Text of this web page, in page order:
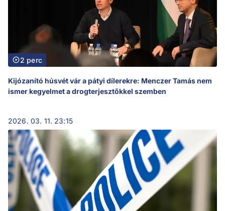
2 perc
Kijózanító húsvét vár a pátyi dílerekre: Menczer Tamás nem
ismer kegyelmet a drogterjesztőkkel szemben
2026. 03. 11. 23:15